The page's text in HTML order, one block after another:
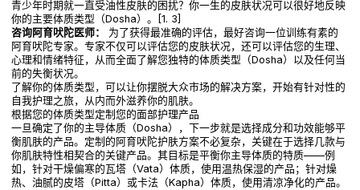
青少年时期就一直受油性皮肤的困扰？你一生的皮肤状况可以很好地反映
你的主要体质类型（Dosha）。[1. 3]
咨询阿育吠陀医师：
为了获得最准确的评估，最好咨询一位训练有素的
阿育吠陀专家。专家不仅可以评估您的皮肤状况，还可以评估您的生理、
心理和情绪特征，从而全面了解您独特的体质类型（Dosha）以及任何当
前的失衡状况。
了解你的体质类型，可以让你摆脱大众市场的解决方案，开始有针对性的
自我护理之旅，从内而外滋养你的肌肤。
根据您的体质类型定制您的面部护理产品
一旦确定了你的主导体质（Dosha），下一步就是选择成分和功效能够平
衡肌肤的产品。定制的阿育吠陀护肤方案不必复杂，关键在于选择几款与
你肌肤特性相契合的关键产品。其目标是平衡你主导体质的特质——例
如，针对干燥偏寒的瓦塔（Vata）体质，使用温热保湿的产品；针对燥
热、油腻的皮塔（Pitta）或卡法（Kapha）体质，使用清凉净化的产品。